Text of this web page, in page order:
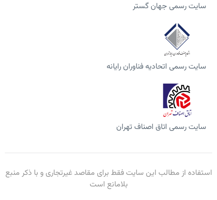
سایت رسمی جهان گستر
سایت رسمی اتحادیه فناوران رایانه
سایت رسمی اتاق اصناف تهران
استفاده از مطالب این سایت فقط برای مقاصد غیرتجاری و با ذکر منبع
بلامانع است